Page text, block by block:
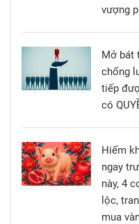
vượng
Mở bát
chống
tiếp
có
Hiếm
ngay
này, 4
lộc,
mua